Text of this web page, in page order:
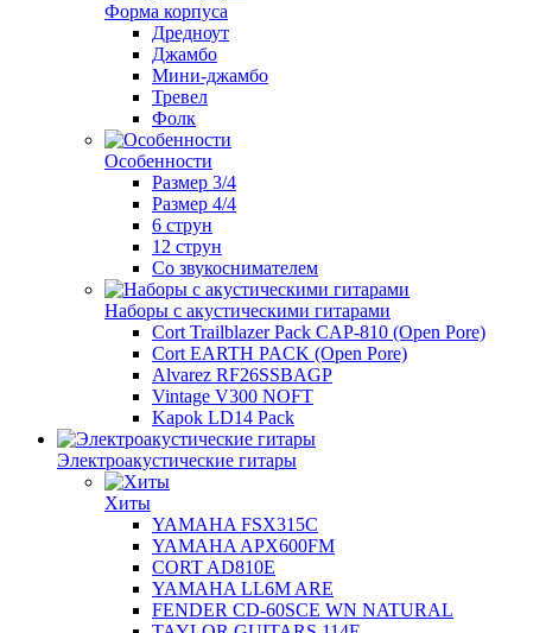
Форма корпуса
Дредноут
Джамбо
Мини-джамбо
Тревел
Фолк
Особенности
Размер 3/4
Размер 4/4
6 струн
12 струн
Со звукоснимателем
Наборы с акустическими гитарами
Cort Trailblazer Pack CAP-810 (Open Pore)
Cort EARTH PACK (Open Pore)
Alvarez RF26SSBAGP
Vintage V300 NOFT
Kapok LD14 Pack
Электроакустические гитары
Хиты
YAMAHA FSX315C
YAMAHA APX600FM
CORT AD810E
YAMAHA LL6M ARE
FENDER CD-60SCE WN NATURAL